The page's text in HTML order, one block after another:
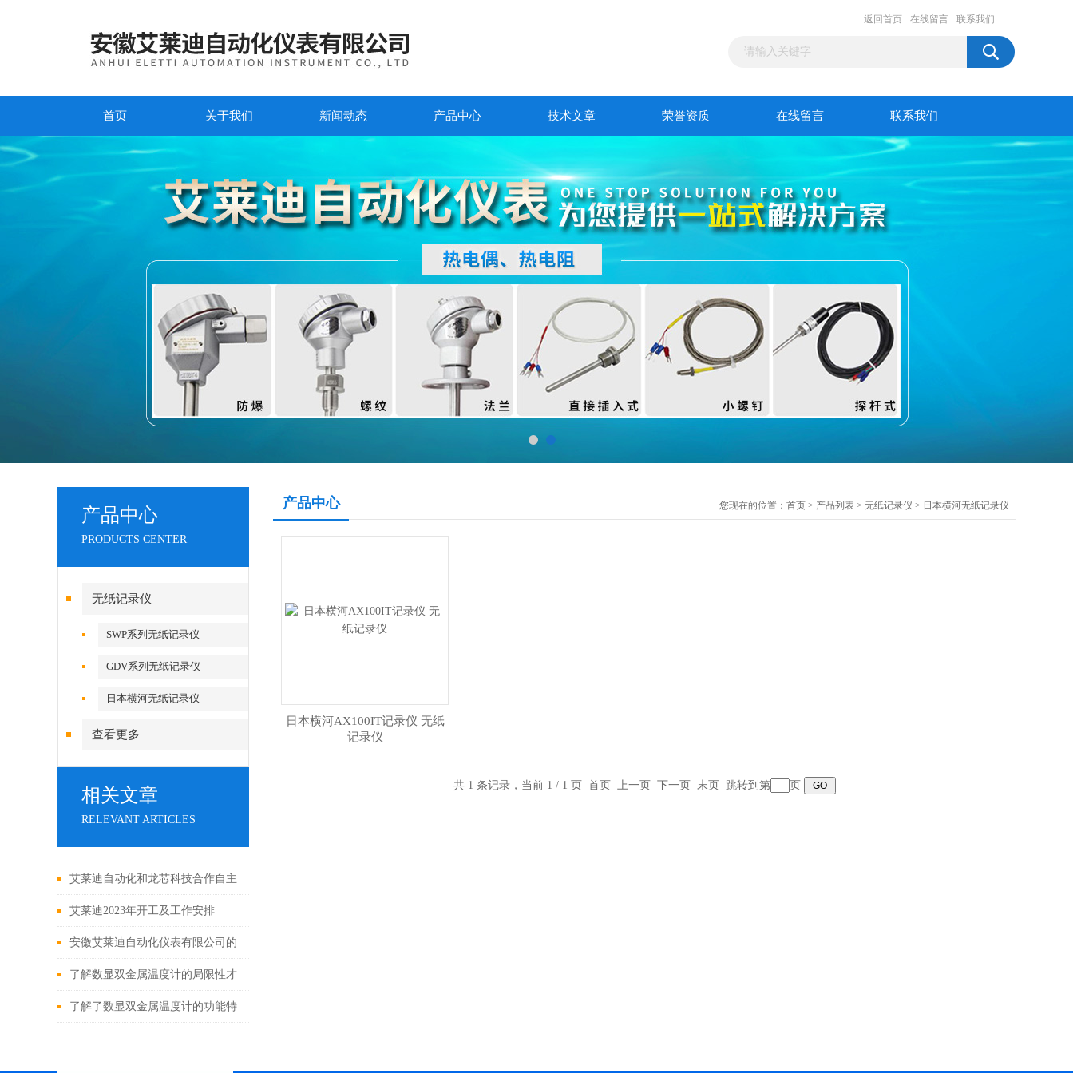
返回首页 在线留言 联系我们
首页 关于我们 新闻动态 产品中心 技术文章 荣誉资质 在线留言 联系我们
产品中心
PRODUCTS CENTER
无纸记录仪
SWP系列无纸记录仪
GDV系列无纸记录仪
日本横河无纸记录仪
查看更多
相关文章
RELEVANT ARTICLES
艾莱迪自动化和龙芯科技合作自主
创新突破国际技术“卡脖子“
艾莱迪2023年开工及工作安排
安徽艾莱迪自动化仪表有限公司的
液位计种类及用途
了解数显双金属温度计的局限性才
能更好的使用它
了解了数显双金属温度计的功能特
产品中心 您现在的位置： 首页 > 产品列表 > 无纸记录仪 > 日本横河无纸记录仪
日本横河AX100IT记录仪 无纸
记录仪
共 1 条记录，当前 1 / 1 页 首页 上一页 下一页 末页 跳转到第 页